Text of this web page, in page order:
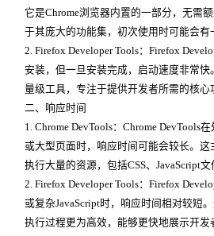
它是Chrome浏览器内置的一部分，无需
于其庞大的功能集，初次使用时可能会有
2. Firefox Developer Tools：Firefox
安装，但一旦安装完成，启动速度非常快
量级工具，专注于提供开发者所需的核心
二、响应时间
1. Chrome DevTools：Chrome DevTools
或大型页面时，响应时间可能会较长。这
执行大量的资源，包括CSS、JavaScript文
2. Firefox Developer Tools：Firefox
或复杂JavaScript时，响应时间相对较短
执行过程更为高效，能够更快地展示开发